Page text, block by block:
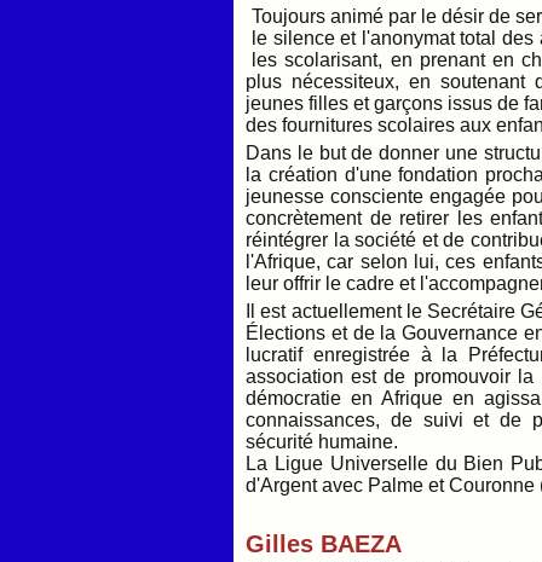
Toujours animé par le désir de
le silence et l'anonymat total
les scolarisant, en prenant en
plus nécessiteux, en soutenant
jeunes filles et garçons issus de
des fournitures scolaires aux
Dans le but de donner une
la création d'une fondation
jeunesse consciente engagée
concrètement de retirer les
réintégrer la société et de
l'Afrique, car selon lui, ces
leur offrir le cadre et
Il est actuellement le Secrétaire
Élections et de la Gouvernance
lucratif enregistrée à la
association est de promouvoir
démocratie en Afrique en
connaissances, de suivi et de
sécurité humaine.
La Ligue Universelle du Bien
d'Argent avec Palme et Couronne
Gilles BAEZA